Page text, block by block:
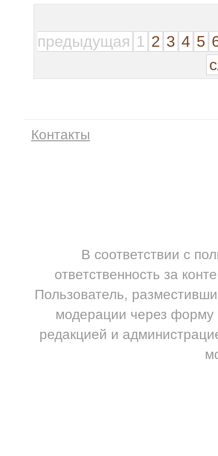
предыдущая 1 2 3 4 5
Контакты
В соответствии с
ответственность за
Пользователь,
модерации через форму
редакцией и